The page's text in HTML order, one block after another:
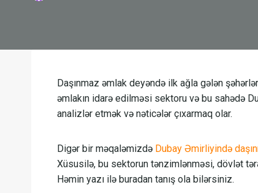
Daşınmaz əmlak deyəndə ilk ağla gələn
əmlakın idarə edilməsi sektoru və bu sahədə
analizlər etmək və nəticələr çıxarmaq olar.
Digər bir məqaləmizdə Dubay Əmirliyində
Xüsusilə, bu sektorun tənzimlənməsi, dövlət
Həmin yazı ilə buradan tanış ola bilərsiniz.